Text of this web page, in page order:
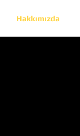
Hakkımızda